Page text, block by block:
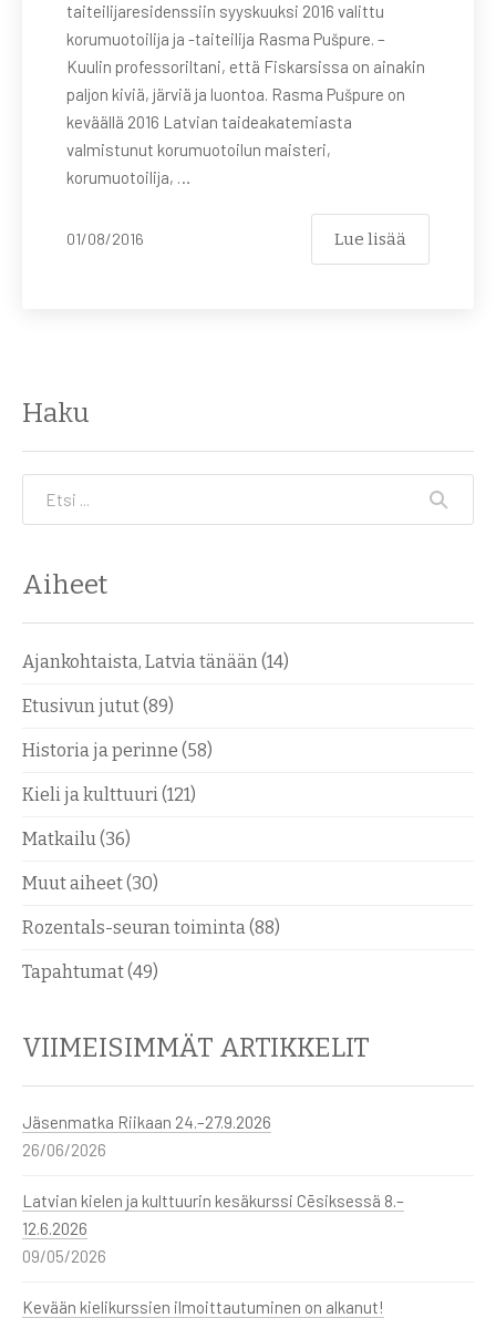
taiteilijaresidenssiin syyskuuksi 2016 valittu
korumuotoilija ja -taiteilija Rasma Pušpure. –
Kuulin professoriltani, että Fiskarsissa on ainakin
paljon kiviä, järviä ja luontoa. Rasma Pušpure on
keväällä 2016 Latvian taideakatemiasta
valmistunut korumuotoilun maisteri,
korumuotoilija, …
01/08/2016 Lue lisää
Haku
Etsi
Aiheet
Ajankohtaista, Latvia tänään (14)
Etusivun jutut(89)
Historia ja perinne (58)
Kieli ja kulttuuri (121)
Matkailu (36)
Muut aiheet(30)
Rozentals-seuran toiminta (88)
Tapahtumat(49)
VIIMEISIMMÄT ARTIKKELIT
Jäsenmatka Riikaan 24.–27.9.2026
26/06/2026
Latvian kielen ja kulttuurin kesäkurssi Cēsiksessä 8.–
12.6.2026
09/05/2026
Kevään kielikurssien ilmoittautuminen on alkanut!